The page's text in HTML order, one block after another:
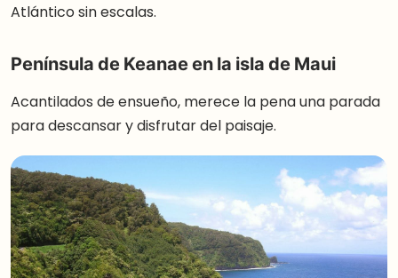
Atlántico sin escalas.
Península de Keanae en la isla de Maui
Acantilados de ensueño, merece la pena una parada
para descansar y disfrutar del paisaje.